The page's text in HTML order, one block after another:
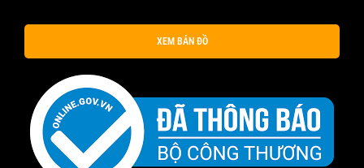
XEM BẢN ĐỒ